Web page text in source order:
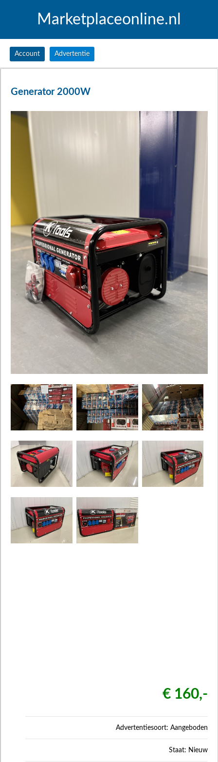
Marketplaceonline.nl
Account Advertentie
Generator 2000W
€ 160,-
Advertentiesoort: Aangeboden
Staat: Nieuw